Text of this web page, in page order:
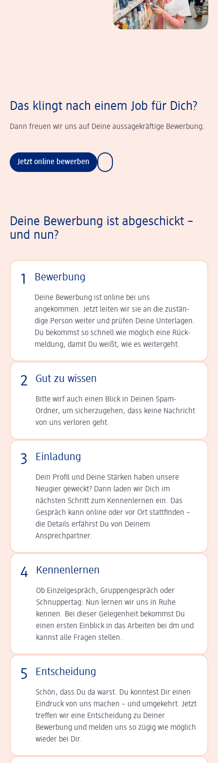
Das klingt nach einem Job für Dich?
Dann freuen wir uns auf Deine aussagekräftige Bewerbung.
Jetzt online bewerben
Deine Bewerbung ist abgeschickt –
und nun?
1 Bewerbung
Deine Bewerbung ist online bei uns
angekommen. Jetzt leiten wir sie an die zu­stän­
dige Person weiter und prüfen Deine Unterlagen.
Du bekommst so schnell wie möglich eine Rück­
meldung, damit Du weißt, wie es weitergeht.
2 Gut zu wissen
Bitte wirf auch einen Blick in Deinen Spam-
Ordner, um sicherzugehen, dass keine Nachricht
von uns verloren geht.
3 Einladung
Dein Profil und Deine Stär­ken haben unsere
Neugier geweckt? Dann laden wir Dich im
nächsten Schritt zum Kennen­lernen ein. Das
Gespräch kann online oder vor Ort statt­finden –
die Details er­fährst Du von Deinem
Ansprechpartner.
4 Kennenlernen
Ob Einzelgespräch, Grup­pen­gespräch oder
Schnup­per­tag: Nun lernen wir uns in Ruhe
kennen. Bei dieser Gelegenheit bekommst Du
einen ersten Einblick in das Arbeiten bei dm und
kannst alle Fragen stellen.
5 Entscheidung
Schön, dass Du da warst. Du konntest Dir einen
Ein­druck von uns machen – und umgekehrt. Jetzt
tref­fen wir eine Entscheidung zu Deiner
Bewerbung und melden uns so zügig wie möglich
wieder bei Dir.